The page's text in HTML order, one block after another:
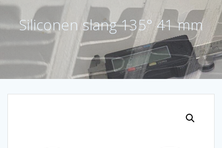
Siliconen slang 135° 41 mm